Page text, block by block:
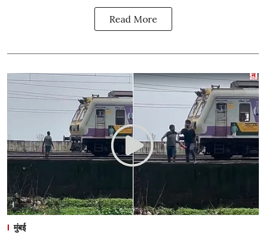
Read More
मुंबई